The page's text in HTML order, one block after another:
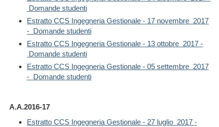
Domande studenti
Estratto CCS Ingegneria Gestionale - 17 novembre 2017
- Domande studenti
Estratto CCS Ingegneria Gestionale - 13 ottobre 2017 -
Domande studenti
Estratto CCS Ingegneria Gestionale - 05 settembre 2017
- Domande studenti
A.A.2016-17
Estratto CCS Ingegneria Gestionale - 27 luglio 2017 -